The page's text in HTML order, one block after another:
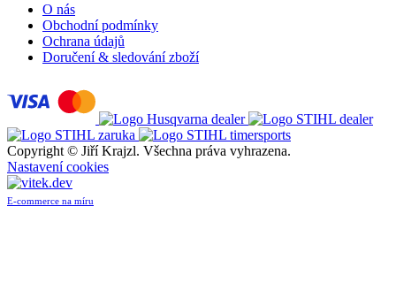
O nás
Obchodní podmínky
Ochrana údajů
Doručení & sledování zboží
Copyright © Jiří Krajzl. Všechna práva vyhrazena.
Nastavení cookies
E-commerce na míru